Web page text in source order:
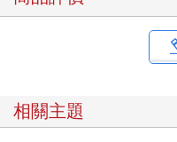
相關主題